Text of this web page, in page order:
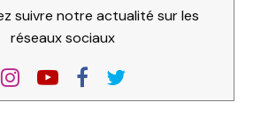
suivre notre actualité sur les
réseaux sociaux